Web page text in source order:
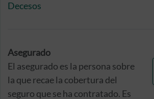
prima y de su renovación anual.
referida a su posible
fallecimiento, ya que no tiene por
qué coincidir con la persona
asegurada.
Decesos
Asegurado
El asegurado es la persona sobre
la que recae la cobertura del
seguro que se ha contratado. Es